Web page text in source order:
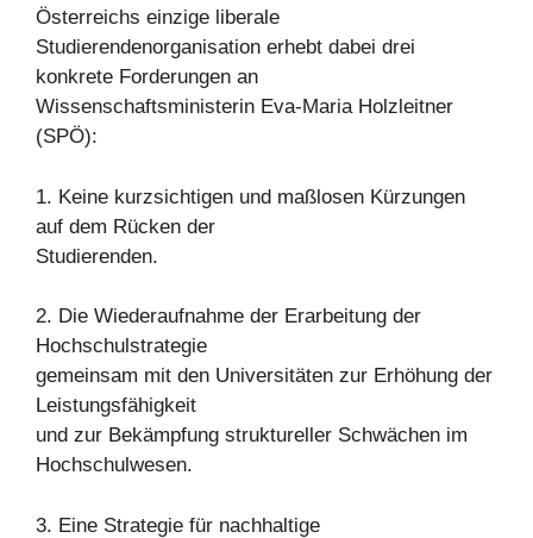
Österreichs einzige liberale
Studierendenorganisation erhebt dabei drei
konkrete Forderungen an
Wissenschaftsministerin Eva-Maria Holzleitner
(SPÖ):
1. Keine kurzsichtigen und maßlosen Kürzungen
auf dem Rücken der
Studierenden.
2. Die Wiederaufnahme der Erarbeitung der
Hochschulstrategie
gemeinsam mit den Universitäten zur Erhöhung der
Leistungsfähigkeit
und zur Bekämpfung struktureller Schwächen im
Hochschulwesen.
3. Eine Strategie für nachhaltige